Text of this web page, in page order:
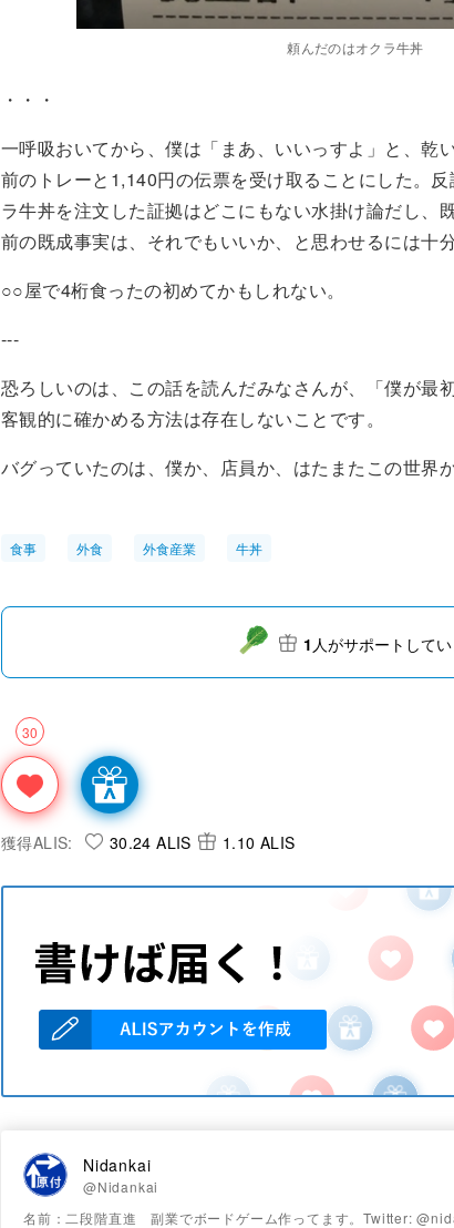
頼んだのはオクラ牛丼
・・・
一呼吸おいてから、僕は「まあ、いいっすよ」と、乾
前のトレーと1,140円の伝票を受け取ることにした。
ラ牛丼を注文した証拠はどこにもない水掛け論だし、
前の既成事実は、それでもいいか、と思わせるには十
○○屋で4桁食ったの初めてかもしれない。
---
恐ろしいのは、この話を読んだみなさんが、「僕が最
客観的に確かめる方法は存在しないことです。
バグっていたのは、僕か、店員か、はたまたこの世界か
食事 外食 外食産業 牛丼
30
1 人がサポートして
獲得ALIS: 30.24 ALIS 1.10 ALIS
Nidankai
@Nidankai
名前：二段階直進 副業でボードゲーム作ってます。Twitter: